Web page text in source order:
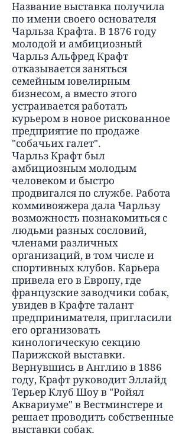
Название выставка получила
по имени своего основателя
Чарльза Крафта. В 1876 году
молодой и амбициозный
Чарльз Альфред Крафт
отказывается заняться
семейным ювелирным
бизнесом, а вместо этого
устраивается работать
курьером в новое рискованное
предприятие по продаже
"собачьих галет".
Чарльз Крафт был
амбициозным молодым
человеком и быстро
продвигался по службе. Работа
коммивояжера дала Чарльзу
возможность познакомиться с
людьми разных сословий,
членами различных
организаций, в том числе и
спортивных клубов. Карьера
привела его в Европу, где
французские заводчики собак,
увидев в Крафте талант
предпринимателя, пригласили
его организовать
кинологическую секцию
Парижской выставки.
Вернувшись в Англию в 1886
году, Крафт руководит Эллайд
Терьер Клуб Шоу в "Ройял
Аквариуме" в Вестминстере и
решает проводить собственные
выставки собак.